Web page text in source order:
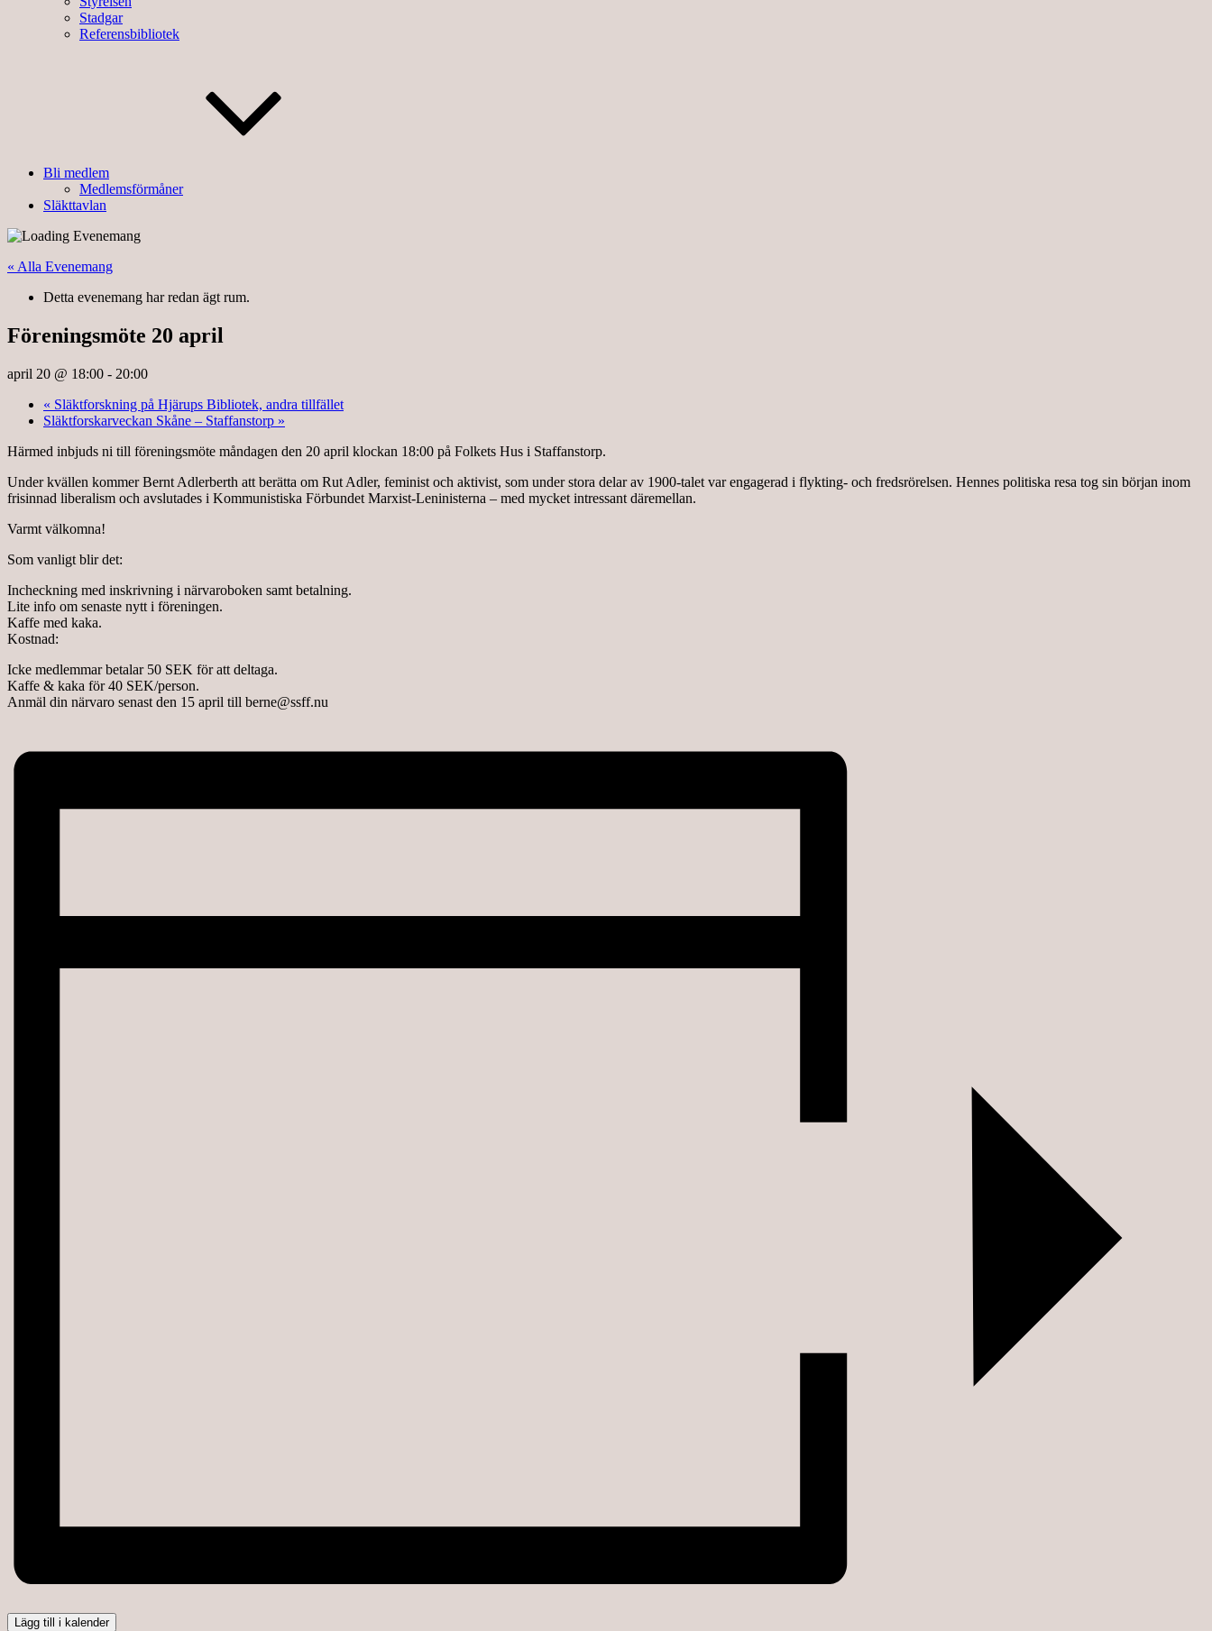
Stadgar
Referensbibliotek
Bli medlem
Medlemsförmåner
Släkttavlan
« Alla Evenemang
Detta evenemang har redan ägt rum.
Föreningsmöte 20 april
april 20 @ 18:00 - 20:00
« Släktforskning på Hjärups Bibliotek, andra tillfället
Släktforskarveckan Skåne – Staffanstorp »
Härmed inbjuds ni till föreningsmöte måndagen den 20 april klockan 18:00 på Folkets Hus i Staffanstorp.
Under kvällen kommer Bernt Adlerberth att berätta om Rut Adler, feminist och aktivist, som under stora delar av 1900-talet var engagerad i flykting- och fredsrörelsen. Hennes politiska resa tog sin början inom
frisinnad liberalism och avslutades i Kommunistiska Förbundet Marxist-Leninisterna – med mycket intressant däremellan.
Varmt välkomna!
Som vanligt blir det:
Incheckning med inskrivning i närvaroboken samt betalning.
Lite info om senaste nytt i föreningen.
Kaffe med kaka.
Kostnad:
Icke medlemmar betalar 50 SEK för att deltaga.
Kaffe & kaka för 40 SEK/person.
Anmäl din närvaro senast den 15 april till berne@ssff.nu
Lägg till i kalender